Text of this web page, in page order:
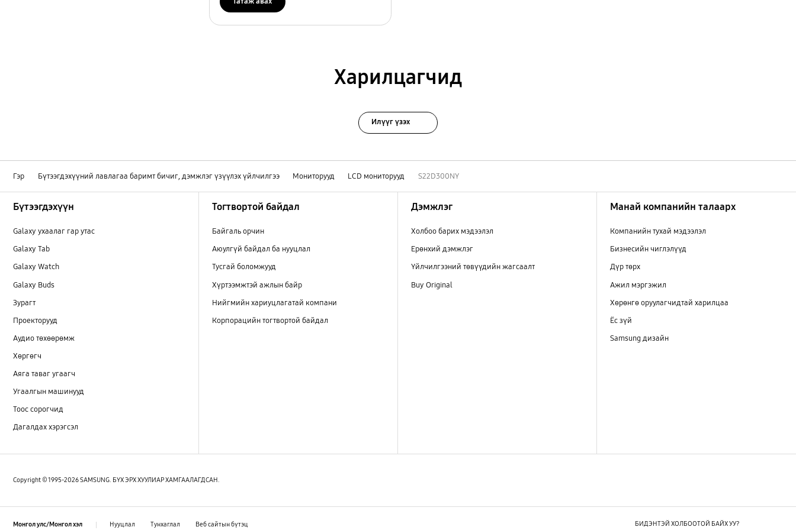
Харилцагчид
Илүүг үзэх
Гэр Бүтээгдэхүүний лавлагаа баримт бичиг, дэмжлэг үзүүлэх үйлчилгээ Мониторууд LCD мониторууд S22D300NY
Бүтээгдэхүүн
Galaxy ухаалаг гар утас
Galaxy Tab
Galaxy Watch
Galaxy Buds
Зурагт
Проекторууд
Аудио төхөөрөмж
Хөргөгч
Аяга таваг угаагч
Угаалгын машинууд
Тоос сорогчид
Дагалдах хэрэгсэл
Тогтвортой байдал
Байгаль орчин
Аюулгүй байдал ба нууцлал
Тусгай боломжууд
Хүртээмжтэй ажлын байр
Нийгмийн хариуцлагатай компани
Корпорацийн тогтвортой байдал
Дэмжлэг
Холбоо барих мэдээлэл
Ерөнхий дэмжлэг
Үйлчилгээний төвүүдийн жагсаалт
Buy Original
Манай компанийн талаарх
Компанийн тухай мэдээлэл
Бизнесийн чиглэлүүд
Дүр төрх
Ажил мэргэжил
Хөрөнгө оруулагчидтай харилцаа
Ёс зүй
Samsung дизайн
Copyright © 1995-2026 SAMSUNG. БҮХ ЭРХ ХУУЛИАР ХАМГААЛАГДСАН.
Монгол улс/Монгол хэл Нууцлал Тунхаглал Веб сайтын бүтэц БИДЭНТЭЙ ХОЛБООТОЙ БАЙХ УУ?